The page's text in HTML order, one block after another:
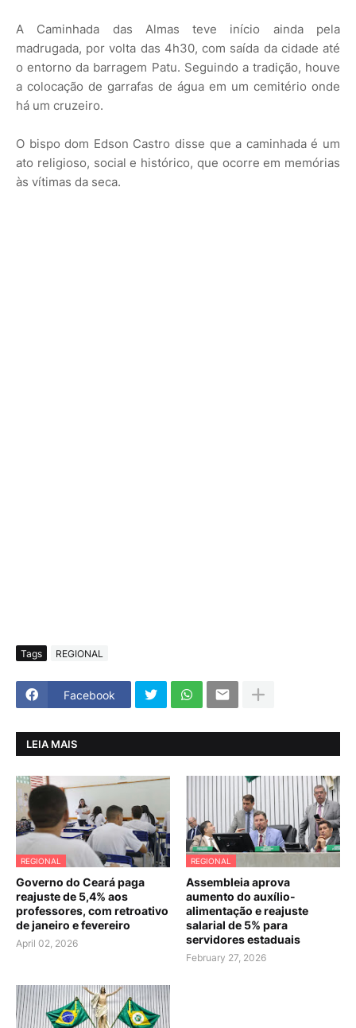
A Caminhada das Almas teve início ainda pela
madrugada, por volta das 4h30, com saída da cidade até
o entorno da barragem Patu. Seguindo a tradição, houve
a colocação de garrafas de água em um cemitério onde
há um cruzeiro.
O bispo dom Edson Castro disse que a caminhada é um
ato religioso, social e histórico, que ocorre em memórias
às vítimas da seca.
Tags REGIONAL
Facebook
LEIA MAIS
REGIONAL
Governo do Ceará paga
reajuste de 5,4% aos
professores, com retroativo
de janeiro e fevereiro
April 02, 2026
REGIONAL
Assembleia aprova
aumento do auxílio-
alimentação e reajuste
salarial de 5% para
servidores estaduais
February 27, 2026